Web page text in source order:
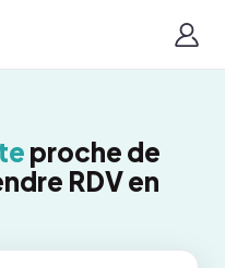
proche de
RDV en